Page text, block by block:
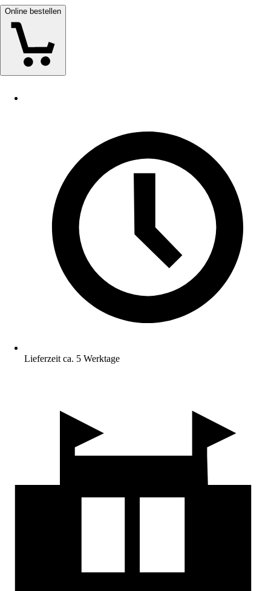
Online bestellen
Lieferzeit ca. 5 Werktage